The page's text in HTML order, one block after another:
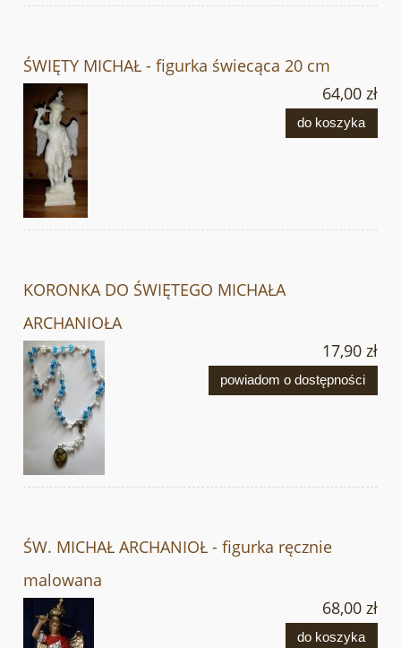
ŚWIĘTY MICHAŁ - figurka świecąca 20 cm
64,00 zł
do koszyka
KORONKA DO ŚWIĘTEGO MICHAŁA
ARCHANIOŁA
17,90 zł
powiadom o dostępności
ŚW. MICHAŁ ARCHANIOŁ - figurka ręcznie
malowana
68,00 zł
do koszyka